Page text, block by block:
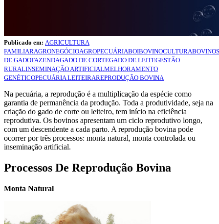
Publicado em: AGRICULTURA
FAMILIARAGRONEGÓCIOAGROPECUÁRIABOIBOVINOCULTURABOVINOS
DE GADOFAZENDAGADO DE CORTEGADO DE LEITEGESTÃO
RURALINSEMINAÇÃO ARTIFICIALMELHORAMENTO
GENÉTICOPECUÁRIA LEITEIRAREPRODUÇÃO BOVINA
Na pecuária, a reprodução é a multiplicação da espécie como
garantia de permanência da produção. Toda a produtividade, seja na
criação do gado de corte ou leiteiro, tem início na eficiência
reprodutiva. Os bovinos apresentam um ciclo reprodutivo longo,
com um descendente a cada parto. A reprodução bovina pode
ocorrer por três processos: monta natural, monta controlada ou
inseminação artificial.
Processos De Reprodução Bovina
Monta Natural